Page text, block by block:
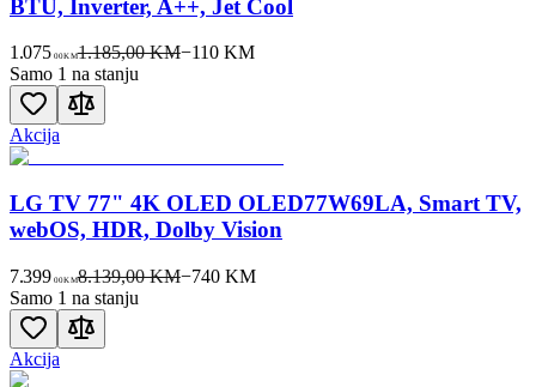
BTU, Inverter, A++, Jet Cool
1.075 00KM1.185,00 KM−110KM
Samo 1 na stanju
Akcija
LG TV 77" 4K OLED OLED77W69LA, Smart TV,
webOS, HDR, Dolby Vision
7.399 00KM8.139,00 KM−740KM
Samo 1 na stanju
Akcija